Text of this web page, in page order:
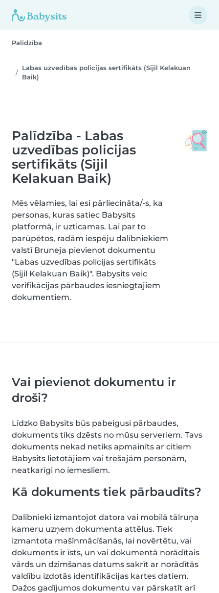
Palīdzība
Labas uzvedības policijas sertifikāts (Sijil Kelakuan
Baik)
Palīdzība - Labas
uzvedības policijas
sertifikāts (Sijil
Kelakuan Baik)
Mēs vēlamies, lai esi pārliecināta/-s, ka
personas, kuras satiec Babysits
platformā, ir uzticamas. Lai par to
parūpētos, radām iespēju dalībniekiem
valstī Bruneja pievienot dokumentu
"Labas uzvedības policijas sertifikāts
(Sijil Kelakuan Baik)". Babysits veic
verifikācijas pārbaudes iesniegtajiem
dokumentiem.
Vai pievienot dokumentu ir
droši?
Līdzko Babysits būs pabeigusi pārbaudes,
dokuments tiks dzēsts no mūsu serveriem. Tavs
dokuments nekad netiks apmainīts ar citiem
Babysits lietotājiem vai trešajām personām,
neatkarīgi no iemesliem.
Kā dokuments tiek pārbaudīts?
Dalībnieki izmantojot datora vai mobilā tālruņa
kameru uzņem dokumenta attēlus. Tiek
izmantota mašīnmācīšanās, lai novērtētu, vai
dokuments ir īsts, un vai dokumentā norādītais
vārds un dzimšanas datums sakrīt ar norādītās
valdību izdotās identifikācijas kartes datiem.
Dažos gadījumos dokumentu var pārskatīt arī